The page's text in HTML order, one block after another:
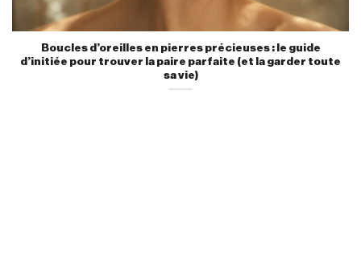
Boucles d’oreilles en pierres précieuses : le guide
d’initiée pour trouver la paire parfaite (et la garder toute
sa vie)